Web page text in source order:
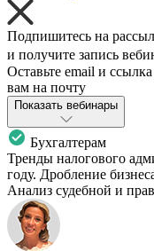
Подпишитесь на
и получите запись
Оставьте email и
вам на почту
Показать вебинары
Бухгалтерам
Тренды налогового
году. Дробление
Анализ судебной и